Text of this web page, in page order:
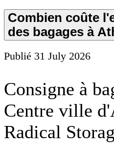
Combien coûte
des bagages à
Publié 31 July 2026
Consigne à
Centre ville
Radical